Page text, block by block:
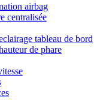
airbag
centralisée
tableau de bord
de phare